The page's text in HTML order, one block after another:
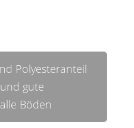
Polyesteranteil
gute
Böden